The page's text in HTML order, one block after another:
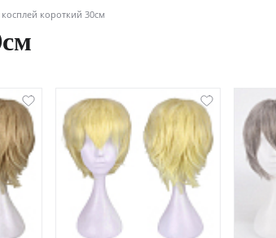
короткий 30см